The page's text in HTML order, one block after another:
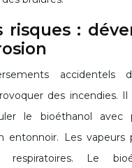
risques :
accidentels
des incendies.
le bioéthanol avec
entonnoir. Les vapeurs
respiratoires. Le